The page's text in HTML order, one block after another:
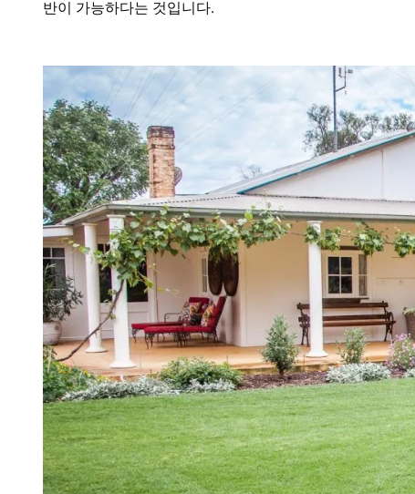
반이 가능하다는 것입니다.